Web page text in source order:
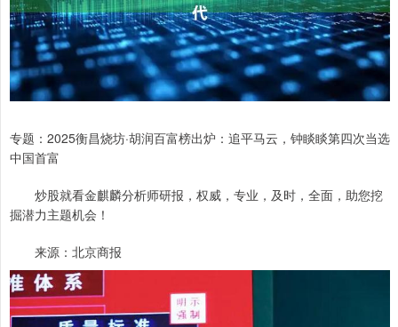
专题：2025衡昌烧坊·胡润百富榜出炉：追平马云，钟睒睒第四次当选
中国首富
炒股就看金麒麟分析师研报，权威，专业，及时，全面，助您挖
掘潜力主题机会！
来源：北京商报